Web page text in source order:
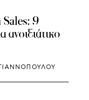
9
ανοιξιάτικο